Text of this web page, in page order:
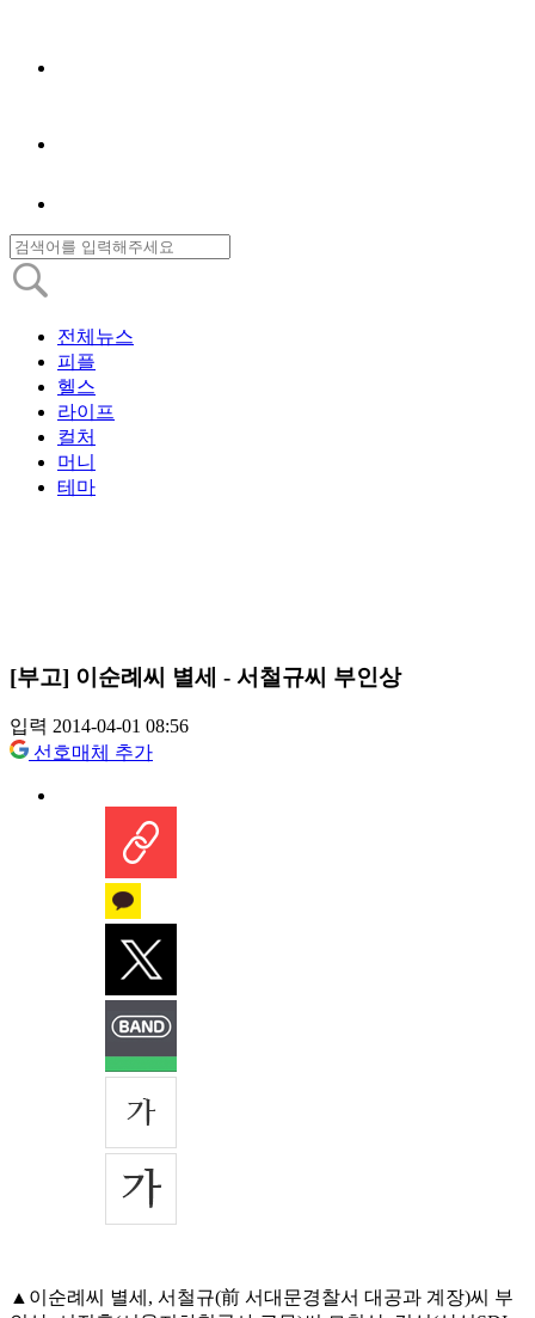
전체뉴스
피플
헬스
라이프
컬처
머니
테마
[부고] 이순례씨 별세 - 서철규씨 부인상
입력 2014-04-01 08:56
선호매체 추가
▲이순례씨 별세, 서철규(前 서대문경찰서 대공과 계장)씨 부